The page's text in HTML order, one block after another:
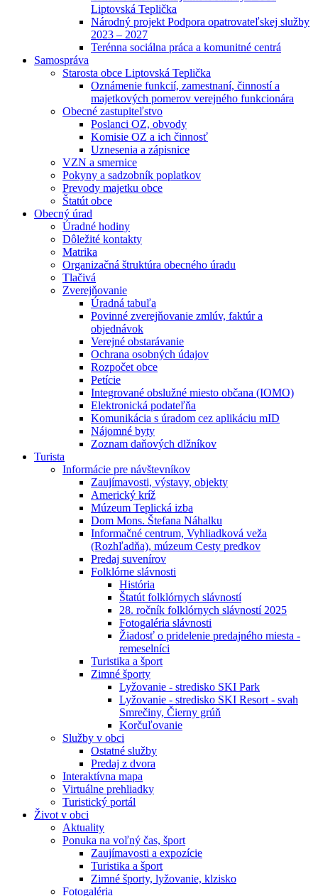
Liptovská Teplička
Národný projekt Podpora opatrovateľskej služby
2023 – 2027
Terénna sociálna práca a komunitné centrá
Samospráva
Starosta obce Liptovská Teplička
Oznámenie funkcií, zamestnaní, činností a
majetkových pomerov verejného funkcionára
Obecné zastupiteľstvo
Poslanci OZ, obvody
Komisie OZ a ich činnosť
Uznesenia a zápisnice
VZN a smernice
Pokyny a sadzobník poplatkov
Prevody majetku obce
Štatút obce
Obecný úrad
Úradné hodiny
Dôležité kontakty
Matrika
Organizačná štruktúra obecného úradu
Tlačivá
Zverejňovanie
Úradná tabuľa
Povinné zverejňovanie zmlúv, faktúr a
objednávok
Verejné obstarávanie
Ochrana osobných údajov
Rozpočet obce
Petície
Integrované obslužné miesto občana (IOMO)
Elektronická podateľňa
Komunikácia s úradom cez aplikáciu mID
Nájomné byty
Zoznam daňových dlžníkov
Turista
Informácie pre návštevníkov
Zaujímavosti, výstavy, objekty
Americký kríž
Múzeum Teplická izba
Dom Mons. Štefana Náhalku
Informačné centrum, Vyhliadková veža
(Rozhľadňa), múzeum Cesty predkov
Predaj suvenírov
Folklórne slávnosti
História
Štatút folklórnych slávností
28. ročník folklórnych slávností 2025
Fotogaléria slávnosti
Žiadosť o pridelenie predajného miesta -
remeselníci
Turistika a šport
Zimné športy
Lyžovanie - stredisko SKI Park
Lyžovanie - stredisko SKI Resort - svah
Smrečiny, Čierny grúň
Korčuľovanie
Služby v obci
Ostatné služby
Predaj z dvora
Interaktívna mapa
Virtuálne prehliadky
Turistický portál
Život v obci
Aktuality
Ponuka na voľný čas, šport
Zaujímavosti a expozície
Turistika a šport
Zimné športy, lyžovanie, klzisko
Fotogaléria